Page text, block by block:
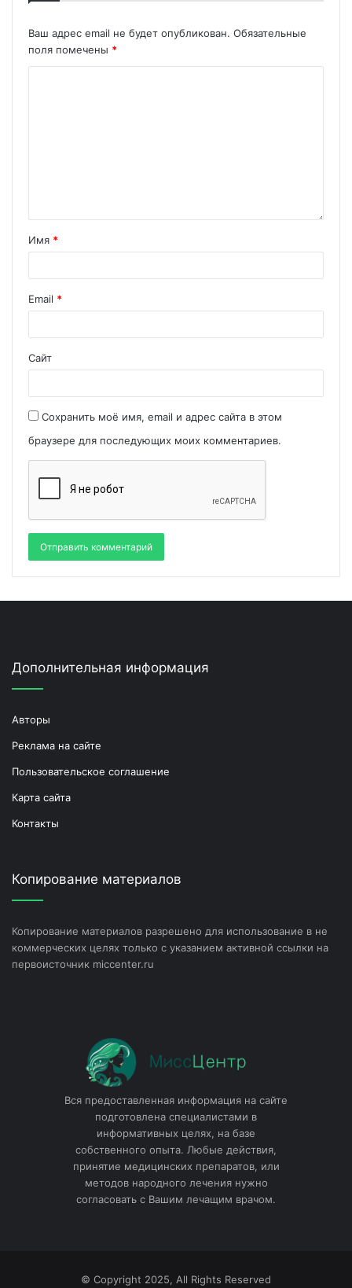
Ваш адрес email не будет опубликован. Обязательные
поля помечены *
Имя *
Email *
Сайт
Сохранить моё имя, email и адрес сайта в этом
браузере для последующих моих комментариев.
Дополнительная информация
Авторы
Реклама на сайте
Пользовательское соглашение
Карта сайта
Контакты
Копирование материалов
Копирование материалов разрешено для использование в не
коммерческих целях только с указанием активной ссылки на
первоисточник miccenter.ru
Вся предоставленная информация на сайте
подготовлена специалистами в
информативных целях, на базе
собственного опыта. Любые действия,
принятие медицинских препаратов, или
методов народного лечения нужно
согласовать с Вашим лечащим врачом.
© Copyright 2025, All Rights Reserved